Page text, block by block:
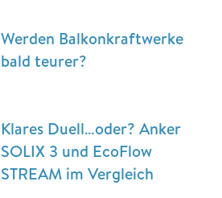
Werden Balkonkraftwerke
bald teurer?
Klares Duell…oder? Anker
SOLIX 3 und EcoFlow
STREAM im Vergleich